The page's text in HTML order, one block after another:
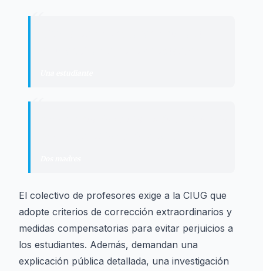
“
“
El colectivo de profesores exige a la CIUG que
adopte criterios de corrección extraordinarios y
medidas compensatorias para evitar perjuicios a
los estudiantes. Además, demandan una
explicación pública detallada, una investigación